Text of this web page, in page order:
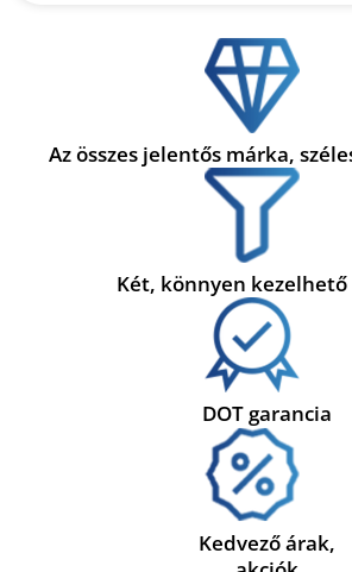
Az összes jelentős márka,
Két, könnyen kezelhető
DOT garancia
Kedvező árak,